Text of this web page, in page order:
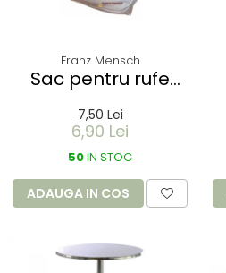
Franz Mensch
Sac pentru rufe
in apa - 60 litri -
66x84 cm / 17 my
7,50 Lei
6,90 Lei
50IN STOC
ADAUGA IN COS